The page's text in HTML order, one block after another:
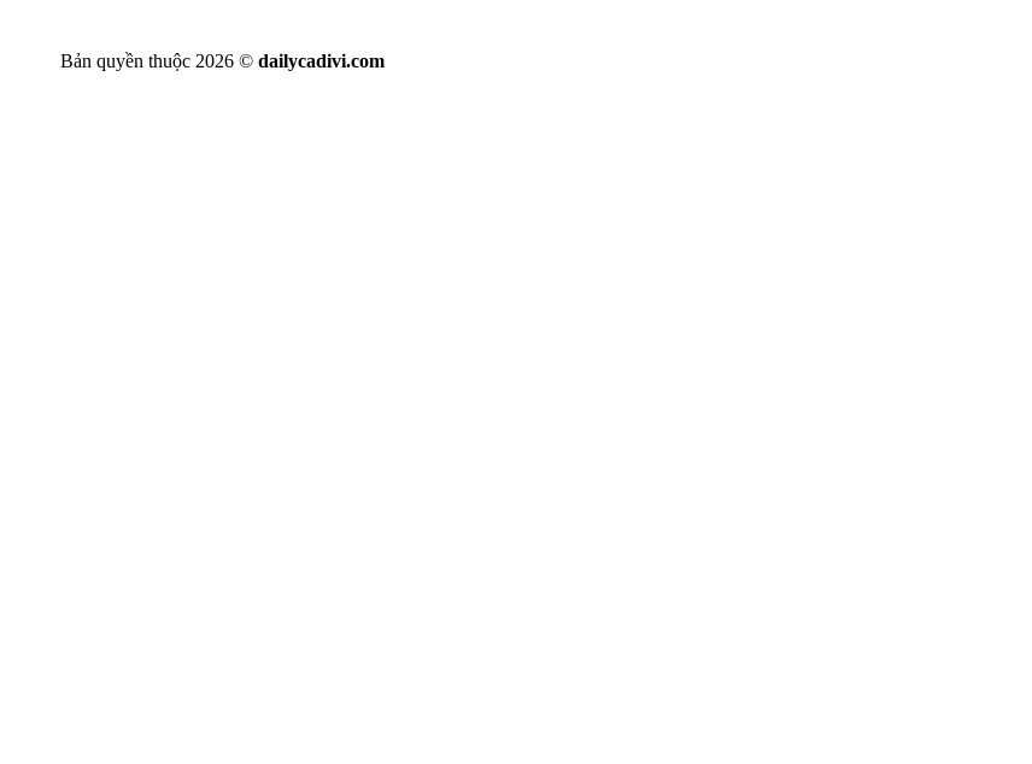
Bản quyền thuộc 2026 © dailycadivi.com